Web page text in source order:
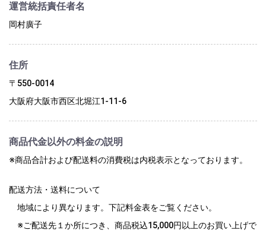
運営統括責任者名
岡村廣子
住所
〒550-0014
大阪府大阪市西区北堀江1-11-6
商品代金以外の料金の説明
※商品合計および配送料の消費税は内税表示となっております。
配送方法・送料について
地域により異なります。下記料金表をご覧ください。
※ご配送先１か所につき、商品税込15,000円以上のお買い上げで